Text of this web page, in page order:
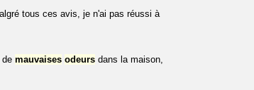
tous ces avis, je n'ai pas réussi à
de mauvaises odeurs dans la maison,